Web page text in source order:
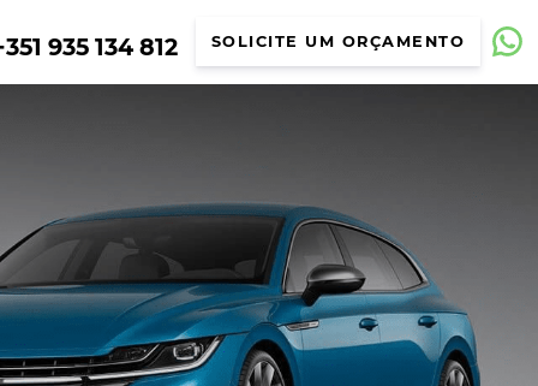
935 134 812 SOLICITE UM ORÇAMENTO